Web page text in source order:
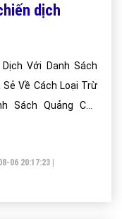
dịch
Với Danh Sách
Sẻ Về Cách Loại Trừ
Sách Quảng Cáo
06 20:17:23